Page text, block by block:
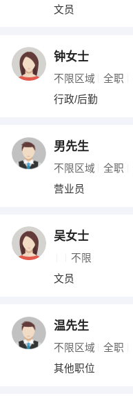
收银员
水电/机修
编辑
其他职位
文员
钟女士
不限区域 全职
行政/后勤
男先生
不限区域 全职
营业员
吴女士
不限
文员
温先生
不限区域 全职
其他职位